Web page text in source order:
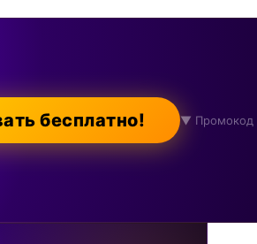
бесплатно! ▼ Промокод